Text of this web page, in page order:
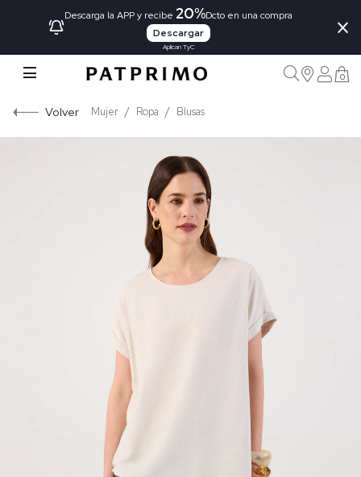
Descarga la APP y recibe 20%Dcto en una compra
Descargar
Aplican TyC
×
0
Volver Mujer Ropa Blusas